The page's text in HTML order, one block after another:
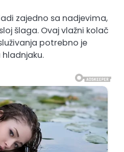
zajedno sa nadjevima,
šlaga. Ovaj vlažni kolač
potrebno je